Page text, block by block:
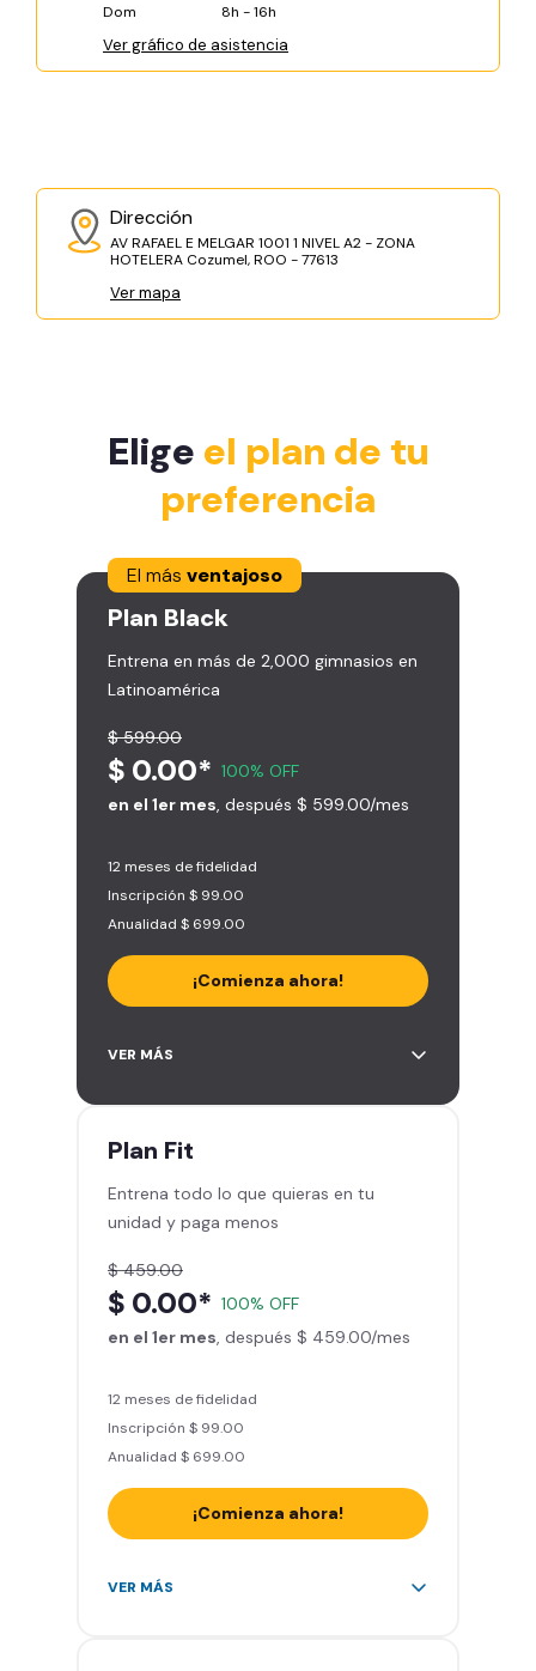
Dom
8h - 16h
Ver gráfico de asistencia
Dirección
AV RAFAEL E MELGAR 1001 1 NIVEL A2 - ZONA
HOTELERA Cozumel, ROO - 77613
Ver mapa
Elige el plan de tu
preferencia
El más ventajoso
Plan Black
Entrena en más de 2,000 gimnasios en
Latinoamérica
$ 599.00
$ 0.00* 100% OFF
en el 1er mes , después $ 599.00/mes
12 meses de fidelidad
Inscripción $ 99.00
Anualidad $ 699.00
¡Comienza ahora!
Acceso ilimitado a + 2.000
Entrena hasta con 5 amigos al
Sillones de masaje
Smart Fit App - Tu plan de
entrenamiento personalizado
Smart Fit GO (entrenamientos en
línea) en la app
Acceso a todas las áreas de peso
VER MÁS
Plan Fit
Entrena todo lo que quieras en tu
unidad y paga menos
$ 459.00
$ 0.00* 100% OFF
en el 1er mes , después $ 459.00/mes
12 meses de fidelidad
Inscripción $ 99.00
Anualidad $ 699.00
¡Comienza ahora!
Acceso ilimitado a + 2.000
VER MÁS